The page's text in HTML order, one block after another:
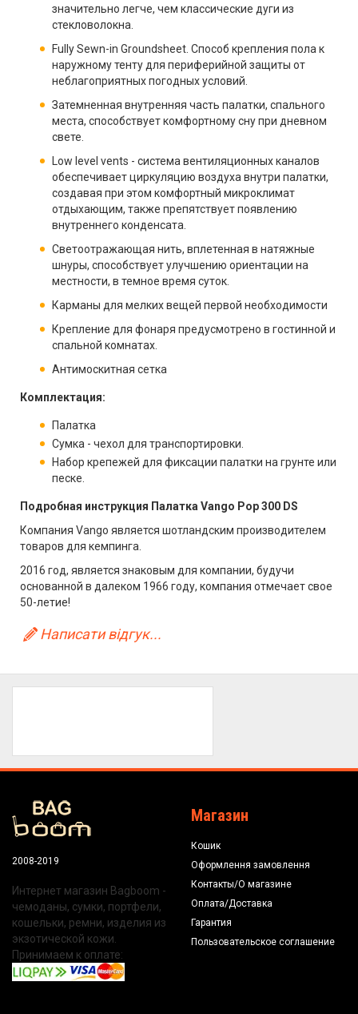
значительно легче, чем классические дуги из
стекловолокна.
Fully Sewn-in Groundsheet. Способ крепления пола к
наружному тенту для периферийной защиты от
неблагоприятных погодных условий.
Затемненная внутренняя часть палатки, спального
места, способствует комфортному сну при дневном
свете.
Low level vents - система вентиляционных каналов
обеспечивает циркуляцию воздуха внутри палатки,
создавая при этом комфортный микроклимат
отдыхающим, также препятствует появлению
внутреннего конденсата.
Светоотражающая нить, вплетенная в натяжные
шнуры, способствует улучшению ориентации на
местности, в темное время суток.
Карманы для мелких вещей первой необходимости
Крепление для фонаря предусмотрено в гостинной и
спальной комнатах.
Антимоскитная сетка
Комплектация:
Палатка
Сумка - чехол для транспортировки.
Набор крепежей для фиксации палатки на грунте или
песке.
П одробная инструкция Палатка Vango Pop 300 DS
Компания Vango является шотландским производителем
товаров для кемпинга.
2016 год, является знаковым для компании, будучи
основанной в далеком 1966 году, компания отмечает свое
50-летие!
Написати відгук...
2008-2019
Интернет магазин Bagboom -
чемоданы, сумки, портфели,
кошельки, ремни, изделия из
экзотической кожи.
Принимаем к оплате:
Магазин
Кошик
Оформлення замовлення
Контакты/О магазине
Оплата/Доставка
Гарантия
Пользовательское соглашение